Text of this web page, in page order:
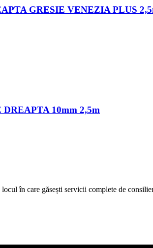
GRESIE VENEZIA PLUS
10mm 2,5m
în care găsești servicii complete de